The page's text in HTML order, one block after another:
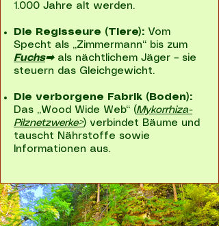
1.000 Jahre alt werden.
Die Regisseure (Tiere): Vom
Specht als „Zimmermann“ bis zum
Fuchs➡als nächtlichem Jäger – sie
steuern das Gleichgewicht.
Die verborgene Fabrik (Boden):
Das „Wood Wide Web“ (Mykorrhiza-
Pilznetzwerke>) verbindet Bäume und
tauscht Nährstoffe sowie
Informationen aus.